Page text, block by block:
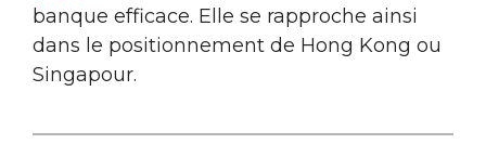
banque efficace. Elle se rapproche ainsi
dans le positionnement de Hong Kong ou
Singapour.